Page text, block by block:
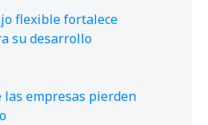
flexible fortalece
su desarrollo
empresas pierden